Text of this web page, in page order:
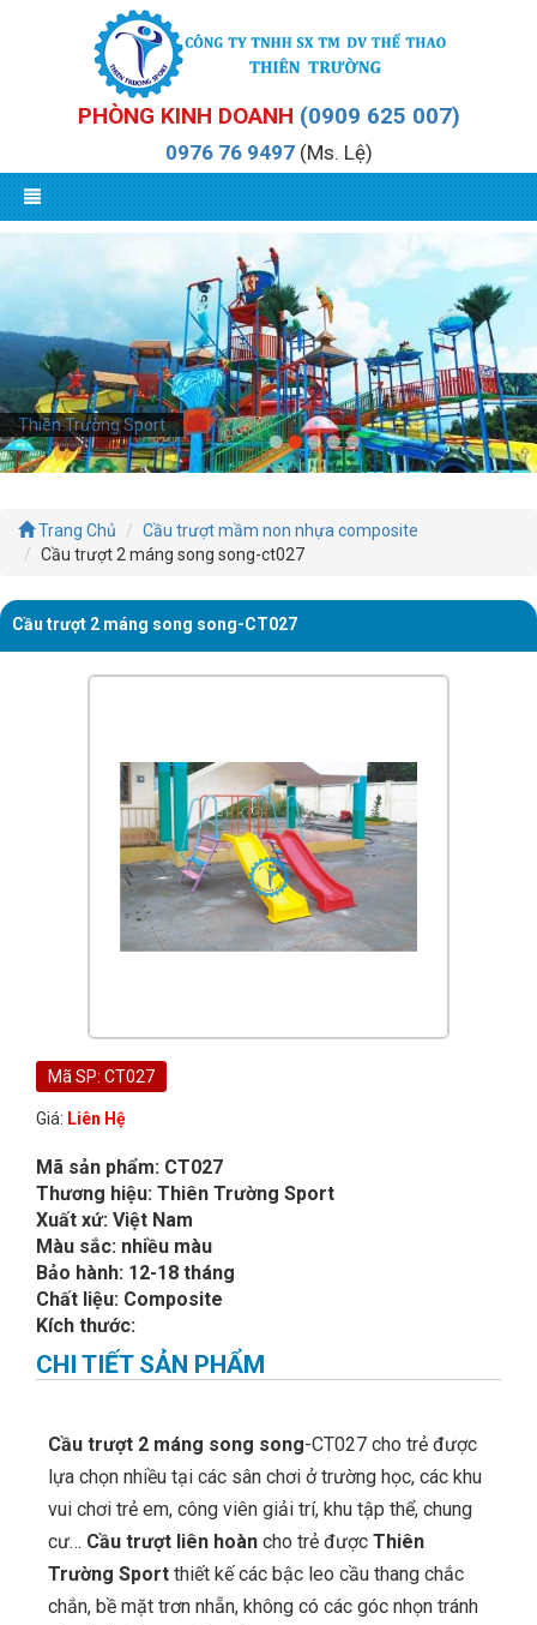
PHÒNG KINH DOANH (0909 625 007)
0976 76 9497(Ms. Lệ)
Thiên Trường Sport
Trang Chủ
Cầu trượt mầm non nhựa composite
Cầu trượt 2 máng song song-ct027
Cầu trượt 2 máng song song-CT027
Mã SP: CT027
Giá: Liên Hệ
Mã sản phẩm: CT027
Thương hiệu: Thiên Trường Sport
Xuất xứ: Việt Nam
Màu sắc: nhiều màu
Bảo hành: 12-18 tháng
Chất liệu: Composite
Kích thước:
CHI TIẾT SẢN PHẨM
Cầu trượt 2 máng song song-CT027 cho trẻ được
lựa chọn nhiều tại các sân chơi ở trường học, các khu
vui chơi trẻ em, công viên giải trí, khu tập thể, chung
cư… Cầu trượt liên hoàn cho trẻ được Thiên
Trường Sport thiết kế các bậc leo cầu thang chắc
chắn, bề mặt trơn nhẵn, không có các góc nhọn tránh